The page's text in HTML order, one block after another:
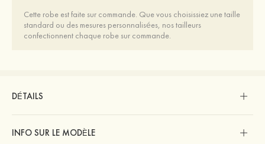
Cette robe est faite sur commande. Que vous choisissiez une taille
standard ou des mesures personnalisées, nos tailleurs
confectionnent chaque robe sur commande.
DÉTAILS
INFO SUR LE MODÈLE